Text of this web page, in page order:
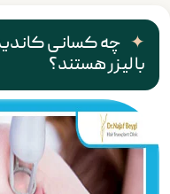
چه کسانی
با لیزر هستند؟